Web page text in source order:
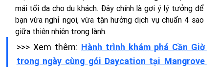
mái tối đa cho du khách. Đây chính là gợi ý lý tưởng để
bạn vừa nghỉ ngơi, vừa tận hưởng dịch vụ chuẩn 4 sao
giữa thiên nhiên trong lành.
>>> Xem thêm: Hành trình khám phá Cần Giờ
trong ngày cùng gói Daycation tại Mangrove